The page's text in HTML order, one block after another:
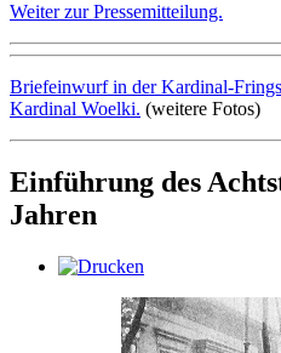
Weiter zur Pressemitteilung.
Briefeinwurf in der Kardinal-
Kardinal Woelki. (weitere Fotos)
Einführung des
Jahren